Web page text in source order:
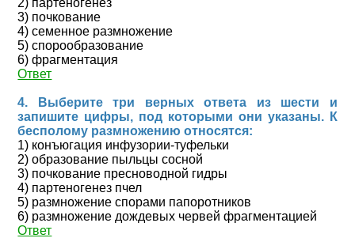
3) почкование
4) семенное размножение
5) спорообразование
6) фрагментация
Ответ
4. Выберите три верных ответа из шести и
запишите цифры, под которыми они указаны. К
бесполому размножению относятся:
1) конъюгация инфузории-туфельки
2) образование пыльцы сосной
3) почкование пресноводной гидры
4) партеногенез пчел
5) размножение спорами папоротников
6) размножение дождевых червей фрагментацией
Ответ